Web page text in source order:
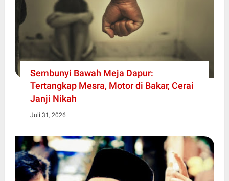
Sembunyi Bawah Meja Dapur:
Tertangkap Mesra, Motor di Bakar, Cerai
Janji Nikah
Juli 31, 2026